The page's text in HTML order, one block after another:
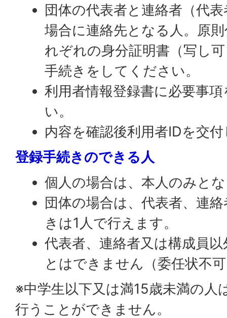
団体の代表者と連絡者（代
場合に連絡先となる人。原
れぞれの身分証明書（写し
手続きをしてください。
利用者情報登録書に必要事
い。
内容を確認後利用者IDを交
登録手続きのできる人
個人の場合は、本人のみと
団体の場合は、代表者、連
きは1人で行えます。
代表者、連絡者又は構成員
とはできません（委任状不
※中学生以下又は満15歳未満の人
行うことができません。